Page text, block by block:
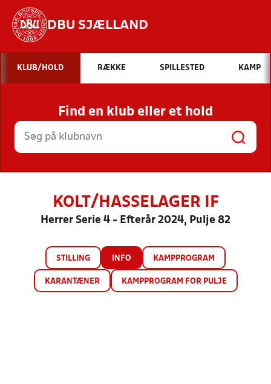
DBU SJÆLLAND
Hvad vil du søge efter?
INDHOLD OG NYHEDER
STILLINGER, RESULTATER, KLUBBER OG
HOLD
KLUB/HOLD RÆKKE SPILLESTED KAMP
Find en klub eller et hold
KOLT/HASSELAGER IF
Herrer Serie 4 - Efterår 2024, Pulje 82
STILLING INFO KAMPPROGRAM
KARANTÆNER KAMPPROGRAM FOR PULJE